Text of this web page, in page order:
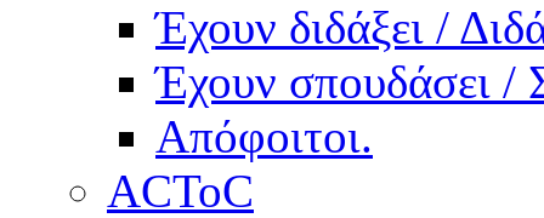
Έχουν διδάξει /
Έχουν σπουδάσει /
Απόφοιτοι.
ACToC